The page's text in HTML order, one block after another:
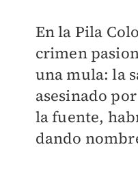
En la Pila
crimen
una mula: la
asesinado
la fuente,
dando